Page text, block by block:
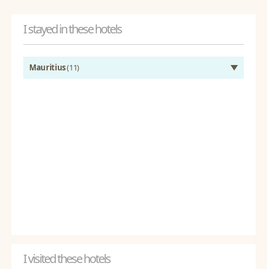
I stayed in these hotels
Mauritius(11)
I visited these hotels